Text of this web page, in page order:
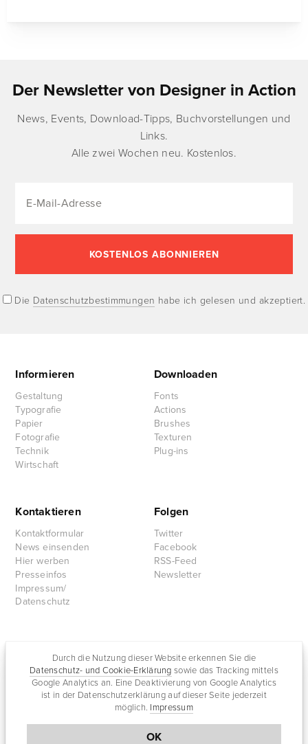
Durch die Nutzung dieser Website erkennen Sie die
Datenschutz- und Cookie-Erklärung sowie das Tracking mittels
Google Analytics an. Eine Deaktivierung von Google Analytics
ist in der Datenschutzerklärung auf dieser Seite jederzeit
möglich. Impressum
OK
Der Newsletter von Designer in Action
News, Events, Download-Tipps, Buchvorstellungen und
Links.
Alle zwei Wochen neu. Kostenlos.
Die Datenschutzbestimmungen habe ich gelesen und akzeptiert.
Informieren
Gestaltung
Typografie
Papier
Fotografie
Technik
Wirtschaft
Downloaden
Fonts
Actions
Brushes
Texturen
Plug-ins
Kontaktieren
Kontaktformular
News einsenden
Hier werben
Presseinfos
Impressum/
Datenschutz
Folgen
Twitter
Facebook
RSS-Feed
Newsletter
Rullkötter AGD
Jazz for me